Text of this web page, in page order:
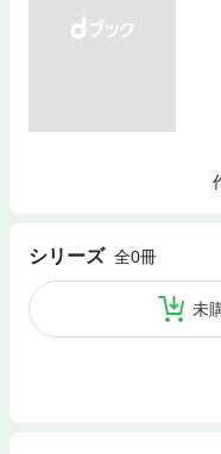
シリーズ 全0冊
未